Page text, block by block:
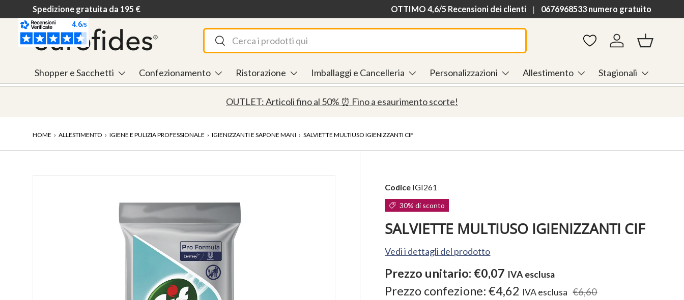
Passa ai contenuti
Spedizione gratuita da 195 € Consegna in 24/48h
OTTIMO 4,6/5 Recensioni dei clienti 0676968533 numero gratuito
Cerca
Cerca AccediCestino
Shopper e Sacchetti Confezionamento Ristorazione Imballaggi e Cancelleria Personalizzazioni Allestimento Stagionali
OUTLET: Articoli fino al 50% ⏰ Fino a esaurimento scorte!
HOME › ALLESTIMENTO › IGIENE E PULIZIA PROFESSIONALE › IGIENIZZANTI E SAPONE MANI › SALVIETTE MULTIUSO IGIENIZZANTI CIF
Codice IGI261
30% di sconto
SALVIETTE MULTIUSO IGIENIZZANTI CIF
Vedi i dettagli del prodotto
Prezzo unitario: €0,07 IVA esclusa
Prezzo confezione:€4,62 IVA esclusa €6,60